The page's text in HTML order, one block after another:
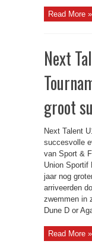
Read More »
Next
groot
Next Talent
succesvolle
van Sport &
Union Sportif
jaar nog
arriveerden
zwemmen in
Dune D or
Read More »